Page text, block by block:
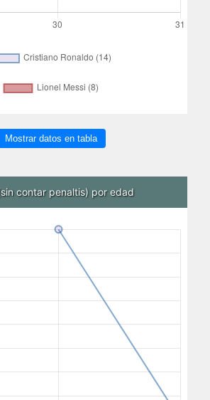
Mostrar datos en tabla
contar penaltis) por edad